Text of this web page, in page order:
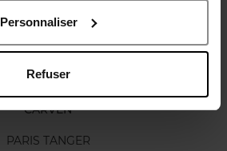
Personnaliser
Refuser
CARVEN
PARIS TANGER